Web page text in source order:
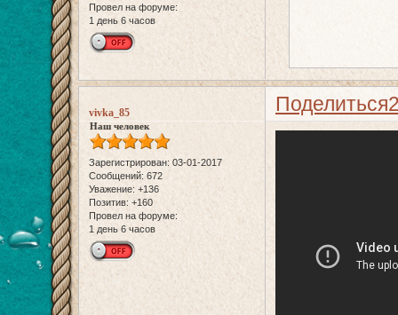
Провел на форуме:
1 день 6 часов
Поделиться
vivka_85
Наш человек
Зарегистрирован: 03-01-2017
Сообщений: 672
Уважение: +136
Позитив: +160
Провел на форуме:
1 день 6 часов